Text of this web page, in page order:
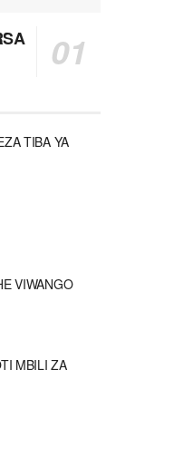
TIBA YA
VIWANGO
MBILI ZA